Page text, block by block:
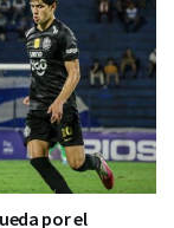
por el